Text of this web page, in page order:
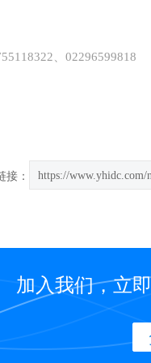
、02296599818
接： https://www.yhidc.com/
加入我们，立